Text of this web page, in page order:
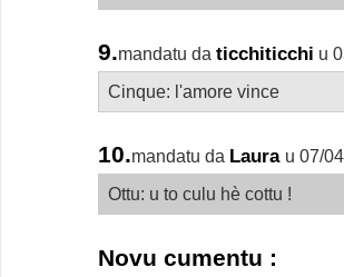
9.mandatu da ticchiticchi u
Cinque: l'amore vince
10.mandatu da Laura u 07/
Ottu: u to culu hè cottu !
Novu cumentu :